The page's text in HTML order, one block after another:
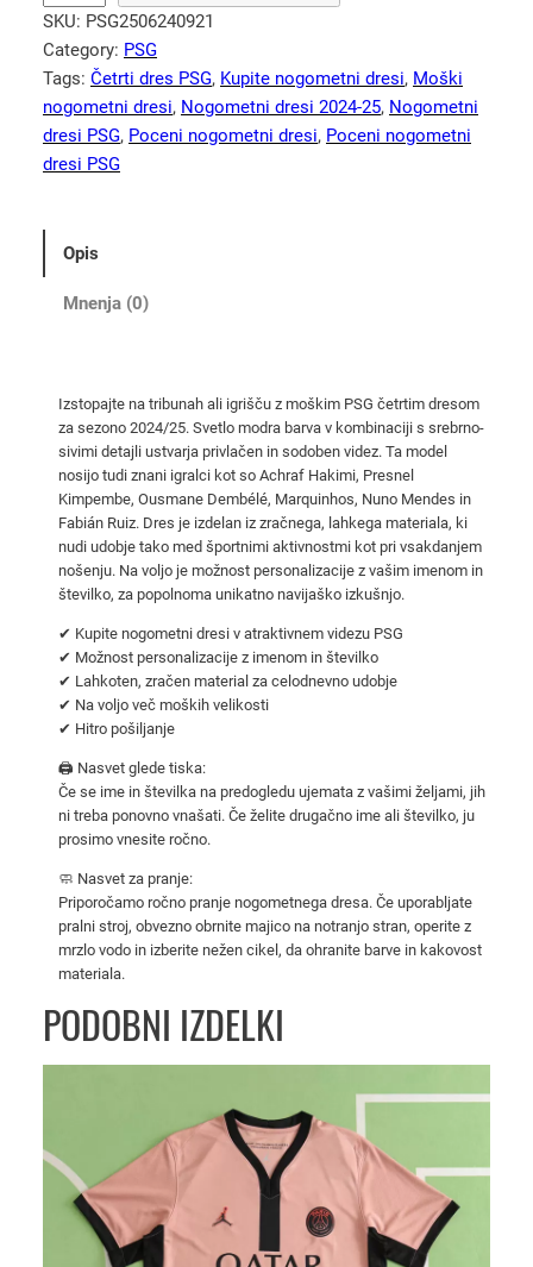
p
i
t
e
P
S
2
4
-
2
SKU: PSG2506240921
Category: PSG
Tags: Četrti dres PSG, Kupite nogometni dresi, Moški
nogometni dresi, Nogometni dresi 2024-25, Nogometni
dresi PSG, Poceni nogometni dresi, Poceni nogometni
dresi PSG
Opis
Mnenja (0)
Izstopajte na tribunah ali igrišču z moškim PSG četrtim dresom
za sezono 2024/25. Svetlo modra barva v kombinaciji s srebrno-
sivimi detajli ustvarja privlačen in sodoben videz. Ta model
nosijo tudi znani igralci kot so Achraf Hakimi, Presnel
Kimpembe, Ousmane Dembélé, Marquinhos, Nuno Mendes in
Fabián Ruiz. Dres je izdelan iz zračnega, lahkega materiala, ki
nudi udobje tako med športnimi aktivnostmi kot pri vsakdanjem
nošenju. Na voljo je možnost personalizacije z vašim imenom in
številko, za popolnoma unikatno navijaško izkušnjo.
✔ Kupite nogometni dresi v atraktivnem videzu PSG
✔ Možnost personalizacije z imenom in številko
✔ Lahkoten, zračen material za celodnevno udobje
✔ Na voljo več moških velikosti
✔ Hitro pošiljanje
🖨️ Nasvet glede tiska:
Če se ime in številka na predogledu ujemata z vašimi željami, jih
ni treba ponovno vnašati. Če želite drugačno ime ali številko, ju
prosimo vnesite ročno.
🧼 Nasvet za pranje:
Priporočamo ročno pranje nogometnega dresa. Če uporabljate
pralni stroj, obvezno obrnite majico na notranjo stran, operite z
mrzlo vodo in izberite nežen cikel, da ohranite barve in kakovost
materiala.
PODOBNI IZDELKI